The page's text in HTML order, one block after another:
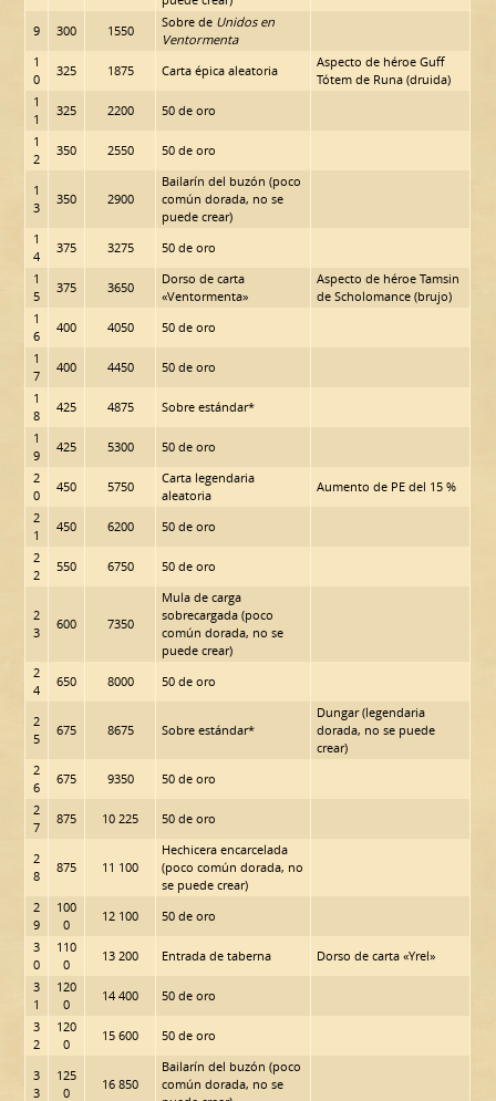
9
300 1550
Sobre de Unidos en
Ventormenta
1
0
325 1875 Carta épica aleatoria
Aspecto de héroe Guff
Tótem de Runa (druida)
1
1
325 2200
50 de oro
1
2
350 2550 50 de oro
1
3
350 2900
Bailarín del buzón (poco
común dorada, no se
puede crear)
1
4
375 3275
50 de oro
1
5
375 3650
Dorso de carta
«Ventormenta»
Aspecto de héroe Tamsin
de Scholomance (brujo)
1
6
400 4050
50 de oro
1
7
400 4450
50 de oro
1
8
425 4875
Sobre estándar*
1
9
425 5300
50 de oro
2
0
450 5750
Carta legendaria
aleatoria
Aumento de PE del 15 %
2
1
450 6200
50 de oro
2
2
550 6750 50 de oro
2
3
600 7350
Mula de carga
sobrecargada (poco
común dorada, no se
puede crear)
2
4
650 8000 50 de oro
2
5
675 8675 Sobre estándar*
Dungar (legendaria
dorada, no se puede
crear)
2
6
675 9350
50 de oro
2
7
875 10 225 50 de oro
2
8
875 11 100
Hechicera encarcelada
(poco común dorada, no
se puede crear)
2
9
100
0
12 100
50 de oro
3
0
110
0
13 200 Entrada de taberna
Dorso de carta «Yrel»
3
1
120
0
14 400
50 de oro
3
2
120
0
15 600 50 de oro
3
3
125
0
16 850
Bailarín del buzón (poco
común dorada, no se